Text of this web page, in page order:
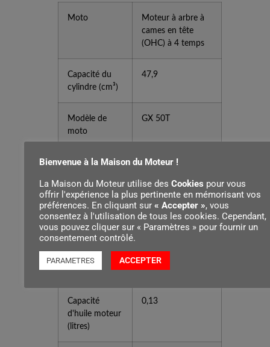
Moto
Moteur à arbre à
cames en tête
(OHC) à 4 temps
Capacité du
cylindre (cm³)
47,9
Modèle de
moto
GX 50T
Puissance
moteur
(kW/tr/min)
1,47/7 000
Capacité du
carburant
(litres)
0,63
Capacité
d'huile moteur
(litres)
0,13
Bienvenue à la Maison du Moteur !
La Maison du Moteur utilise des Cookies pour vous
offrir l'expérience la plus pertinente en mémorisant vos
préférences. En cliquant sur « Accepter », vous
consentez à l'utilisation de tous les cookies. Cependant,
vous pouvez cliquer sur « Paramètres » pour fournir un
consentement contrôlé.
PARAMETRES ACCEPTER